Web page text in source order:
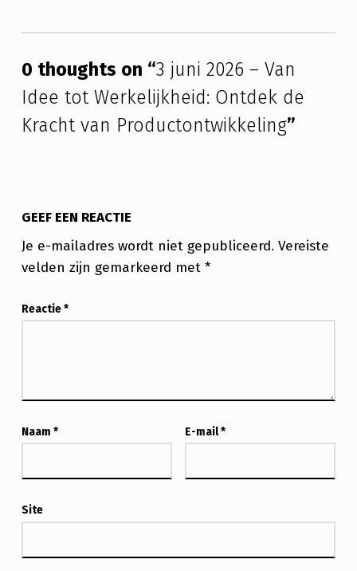
O
N
T
K
D
E
R
H
T
A
N
0 thoughts on “3 juni 2026 – Van
Idee tot Werkelijkheid: Ontdek de
Kracht van Productontwikkeling”
GEEF EEN REACTIE
Je e-mailadres wordt niet gepubliceerd. Vereiste
velden zijn gemarkeerd met *
Reactie*
Naam * E-mail*
Site